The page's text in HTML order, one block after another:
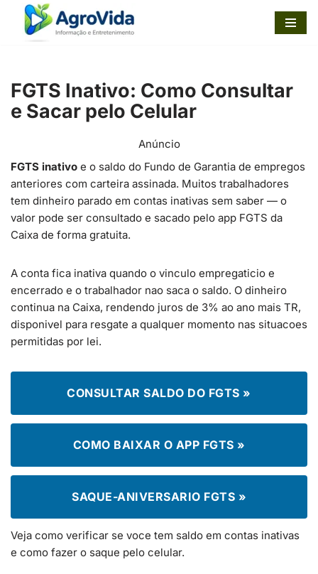
Pular
conteúdo
FGTS Inativo: Como Consultar
e Sacar pelo Celular
Anúncio
FGTS inativo e o saldo do Fundo de Garantia de empregos
anteriores com carteira assinada. Muitos trabalhadores
tem dinheiro parado em contas inativas sem saber — o
valor pode ser consultado e sacado pelo app FGTS da
Caixa de forma gratuita.
A conta fica inativa quando o vinculo empregaticio e
encerrado e o trabalhador nao saca o saldo. O dinheiro
continua na Caixa, rendendo juros de 3% ao ano mais TR,
disponivel para resgate a qualquer momento nas situacoes
permitidas por lei.
CONSULTAR SALDO DO FGTS »
COMO BAIXAR O APP FGTS »
SAQUE-ANIVERSARIO FGTS »
Veja como verificar se voce tem saldo em contas inativas
e como fazer o saque pelo celular.